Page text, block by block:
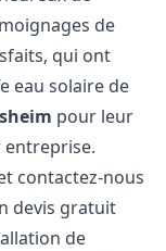
de
qui ont
eau solaire de
pour leur
entreprise.
contactez-nous
devis gratuit
de